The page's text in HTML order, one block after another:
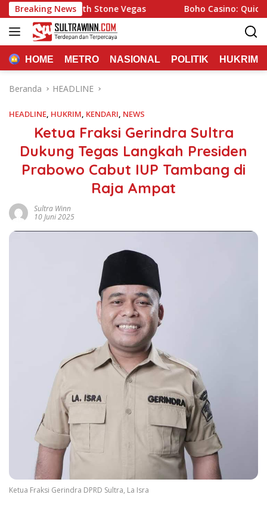
Langsung
ke
konten
Breaking News
with Stone Vegas Boho Casino: Quick Play
HOME METRO NASIONAL POLITIK HUKRIM
Beranda HEADLINE
HEADLINE, HUKRIM, KENDARI, NEWS
Ketua Fraksi Gerindra Sultra
Dukung Tegas Langkah Presiden
Prabowo Cabut IUP Tambang di
Raja Ampat
Sultra Winn
10 Juni 2025
Ketua Fraksi Gerindra DPRD Sultra, La Isra